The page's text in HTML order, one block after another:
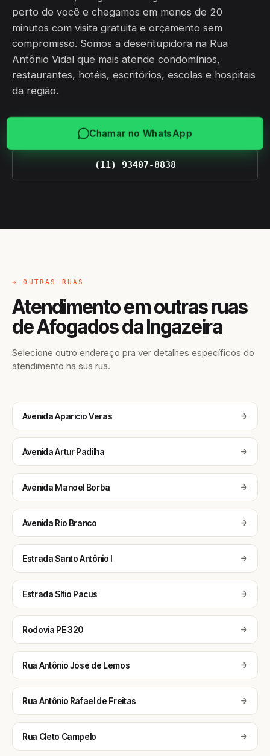
perto de você e chegamos em menos de 20
minutos com visita gratuita e orçamento sem
compromisso. Somos a desentupidora na Rua
Antônio Vidal que mais atende condomínios,
restaurantes, hotéis, escritórios, escolas e hospitais
da região.
Chamar no WhatsApp
(11) 93407-8838
→ OUTRAS RUAS
Atendimento em outras ruas
de Afogados da Ingazeira
Selecione outro endereço pra ver detalhes específicos do
atendimento na sua rua.
Avenida Aparicio Veras
Avenida Artur Padilha
Avenida Manoel Borba
Avenida Rio Branco
Estrada Santo Antônio I
Estrada Sítio Pacus
Rodovia PE 320
Rua Antônio José de Lemos
Rua Antônio Rafael de Freitas
Rua Cleto Campelo